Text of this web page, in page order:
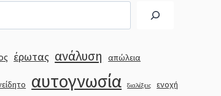
έρωτας ανάλυση απώλεια
αυτογνωσία διαλέξεις ενοχή